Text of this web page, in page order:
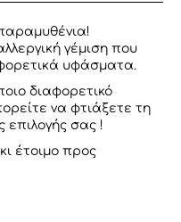
γέμιση που
υφάσματα.
διαφορετικό
να φτιάξετε τη
επιλογής σας !
έτοιμο προς